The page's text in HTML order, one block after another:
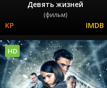
Девять жизней
(фильм)
HD